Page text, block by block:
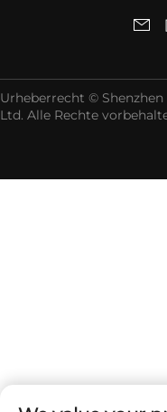
Urheberrecht ©
Ltd. Alle Rechte